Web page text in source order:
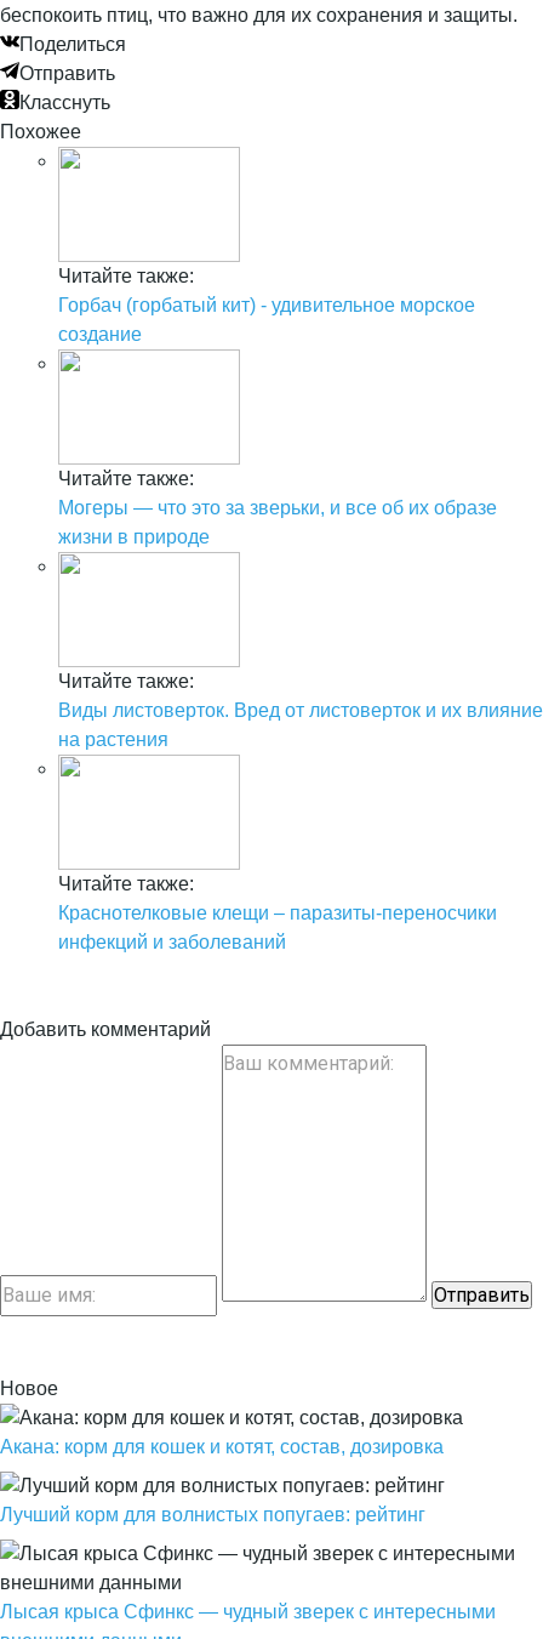
беспокоить птиц, что важно для их сохранения и защиты.
Поделиться
Отправить
Класснуть
Похожее
Читайте также:
Горбач (горбатый кит) - удивительное морское
создание
Читайте также:
Могеры — что это за зверьки, и все об их образе
жизни в природе
Читайте также:
Виды листоверток. Вред от листоверток и их влияние
на растения
Читайте также:
Краснотелковые клещи – паразиты-переносчики
инфекций и заболеваний
Добавить комментарий
Новое
Акана: корм для кошек и котят, состав, дозировка
Лучший корм для волнистых попугаев: рейтинг
Лысая крыса Сфинкс — чудный зверек с интересными